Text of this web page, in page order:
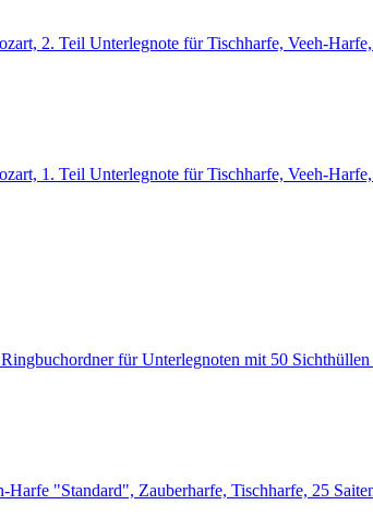
Ringbuchordner für Unterlegnoten mit 50 Sichthüllen